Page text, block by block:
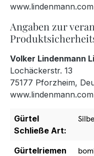
www.lindenmann.com
Angaben zur
Volker Lindenmann
Lochäckerstr. 13
75177 Pforzheim,
www.lindenmann.com
Gürtel
Schließe Art:
Gürtelriemen